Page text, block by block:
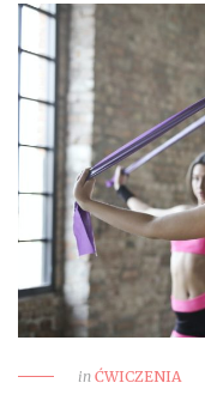
in ĆWICZENIA